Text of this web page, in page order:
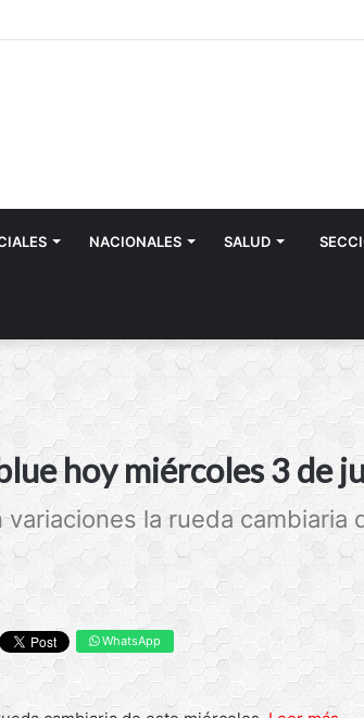
NACIONALES SALUD
hoy miércoles 3 de
la rueda cambiaria
WhatsApp